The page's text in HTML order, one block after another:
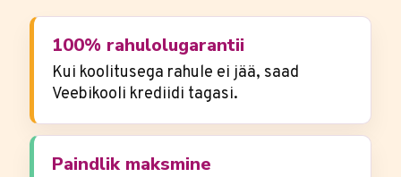
100% rahulolugarantii
Kui koolitusega rahule ei jää, saad
Veebikooli krediidi tagasi.
Paindlik maksmine